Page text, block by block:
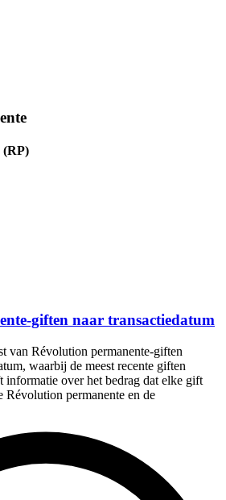
(RP)
giften naar transactiedatum
van Révolution permanente-giften
waarbij de meest recente giften
informatie over het bedrag dat elke gift
permanente en de